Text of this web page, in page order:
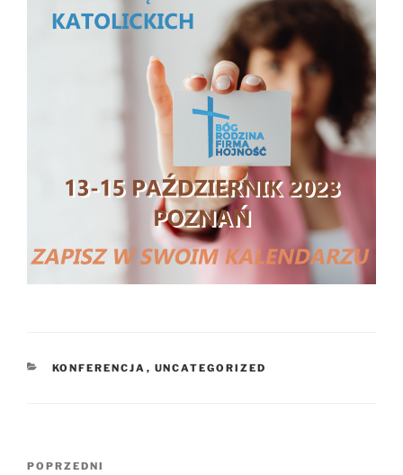
KATEGORIE
KONFERENCJA , UNCATEGORIZED
Poprzedni
POPRZEDNI